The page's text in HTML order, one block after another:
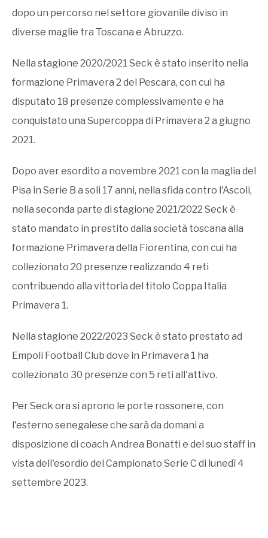
dopo un percorso nel settore giovanile diviso in
diverse maglie tra Toscana e Abruzzo.
Nella stagione 2020/2021 Seck è stato inserito nella
formazione Primavera 2 del Pescara, con cui ha
disputato 18 presenze complessivamente e ha
conquistato una Supercoppa di Primavera 2 a giugno
2021.
Dopo aver esordito a novembre 2021 con la maglia del
Pisa in Serie B a soli 17 anni, nella sfida contro l'Ascoli,
nella seconda parte di stagione 2021/2022 Seck è
stato mandato in prestito dalla società toscana alla
formazione Primavera della Fiorentina, con cui ha
collezionato 20 presenze realizzando 4 reti
contribuendo alla vittoria del titolo Coppa Italia
Primavera 1.
Nella stagione 2022/2023 Seck è stato prestato ad
Empoli Football Club dove in Primavera 1 ha
collezionato 30 presenze con 5 reti all'attivo.
Per Seck ora si aprono le porte rossonere, con
l'esterno senegalese che sarà da domani a
disposizione di coach Andrea Bonatti e del suo staff in
vista dell'esordio del Campionato Serie C di lunedì 4
settembre 2023.